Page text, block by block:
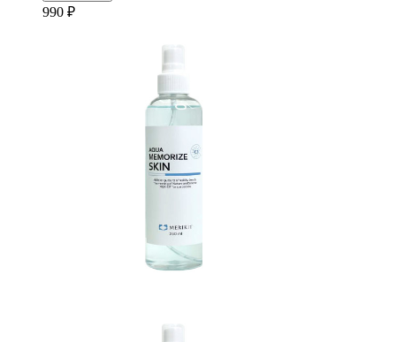
990 ₽